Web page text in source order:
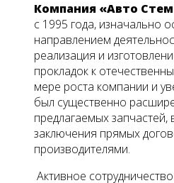
Компания «Авто
с 1995 года, изначально
направлением
реализация и
прокладок к
мере роста компании и
был существенно
предлагаемых запчастей,
заключения прямых
производителями.
Активное